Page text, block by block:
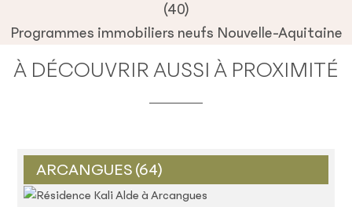
(40)
Programmes immobiliers neufs Nouvelle-Aquitaine
À DÉCOUVRIR AUSSI À PROXIMITÉ
ARCANGUES (64)